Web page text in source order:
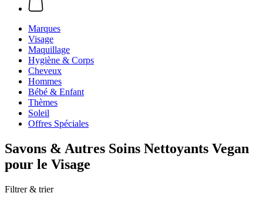
Marques
Visage
Maquillage
Hygiène & Corps
Cheveux
Hommes
Bébé & Enfant
Thèmes
Soleil
Offres Spéciales
Savons & Autres Soins Nettoyants Vegan
pour le Visage
Filtrer & trier